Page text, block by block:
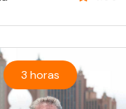
3 horas